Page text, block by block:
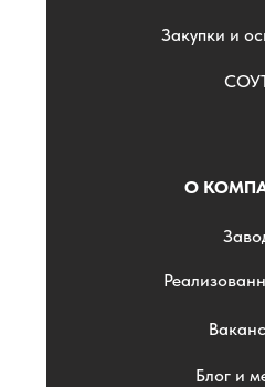
Закупки и
О
Блог и